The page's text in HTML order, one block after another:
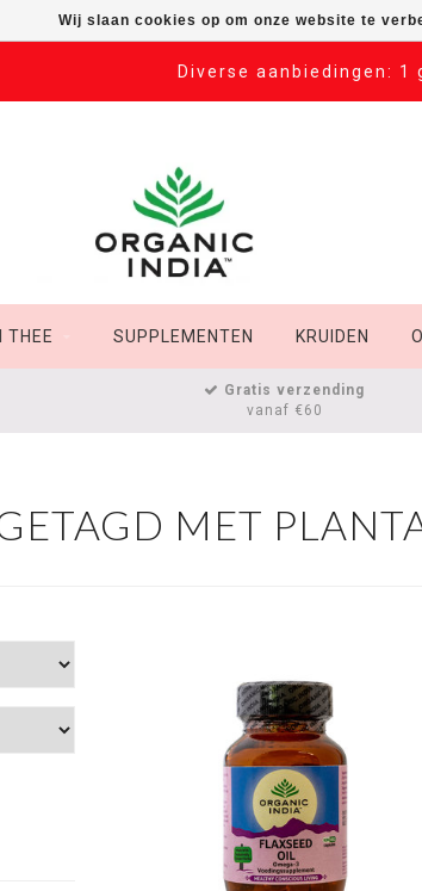
Diverse aanbiedingen:
THEE SUPPLEMENTEN KRUIDEN
Gratis verzending
vanaf €60
MET
Wij slaan cookies op om onze website te